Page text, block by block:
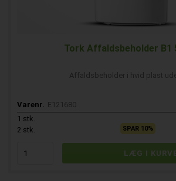
Tork Affaldsbeholder B1
Affaldsbeholder i hvid plast
Varenr. E121680
1 stk.
2 stk. SPAR 10%